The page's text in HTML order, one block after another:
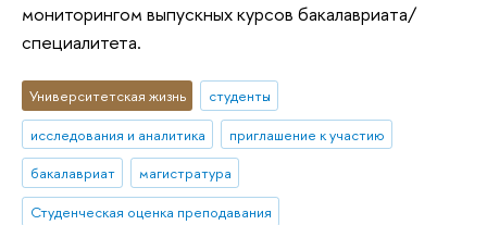
мониторингом выпускных курсов бакалавриата/
специалитета.
Университетская жизнь
студенты
исследования и аналитика
приглашение к участию
бакалавриат
магистратура
Студенческая оценка преподавания